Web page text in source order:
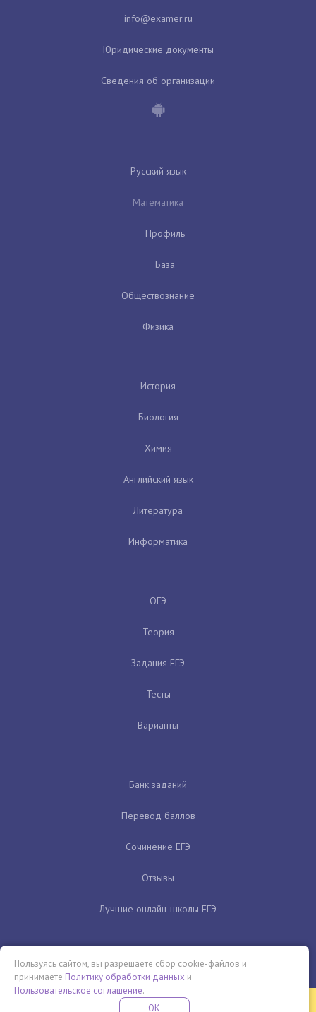
Юридические документы
Сведения об организации
Русский язык
Математика
Профиль
База
Обществознание
Физика
История
Биология
Химия
Английский язык
Литература
Информатика
ОГЭ
Теория
Задания ЕГЭ
Тесты
Варианты
Банк заданий
Перевод баллов
Сочинение ЕГЭ
Отзывы
Лучшие онлайн-школы ЕГЭ
Бесплатная летняя школа
Пользуясь сайтом, вы разрешаете сбор cookie-файлов и
принимаете Политику обработки данных и
Пользовательское соглашение.
OK